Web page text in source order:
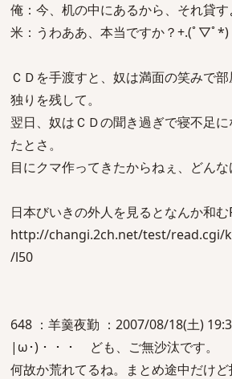
俺：今、机の中にあるから、それ貸す
米：うわああ、本当ですか？+.(ﾟ▽ﾟ*)
ＣＤを手渡すと、奴は満面の笑みで
独りを残して。
翌日、奴はＣＤの聞き過ぎで寝不足
たとさ。
目にクマ作ってきたからねぇ、どん
日本びいきの外人を見るとなんか和
http://changi.2ch.net/test/read.cgi/
/l50
648 ：羊羹夜勤 ：2007/08/18(土)
|ω･)・・・ ども、ご無沙汰です。
何故か荒れてるね。まとめ途中だけど